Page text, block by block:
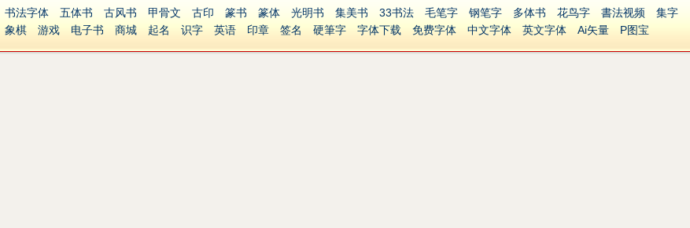
书法字体 五体书 古风书 甲骨文 古印 篆书 篆体 光明书 集美书 33书法 毛笔字 钢笔字 多体书 花鸟字 書法视频
集字
象棋 游戏 电子书 商城 起名 识字 英语 印章 签名 硬筆字 字体下载 免费字体 中文字体 英文字体 Ai矢量
P图宝